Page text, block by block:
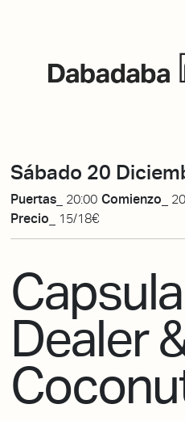
Sábado 20
Puertas_ 20:00 Comienzo_
Precio_
15/18€
Dealer